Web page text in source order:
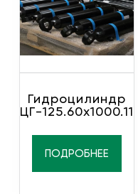
Гидроцилиндр
ЦГ-125.60х1000.11
ПОДРОБНЕЕ